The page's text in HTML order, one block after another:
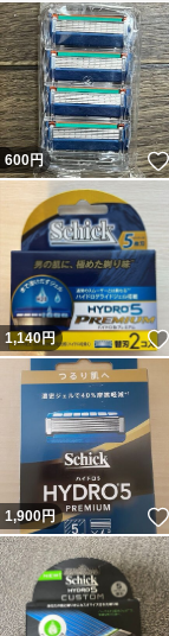
600円
1,140円
1,900円